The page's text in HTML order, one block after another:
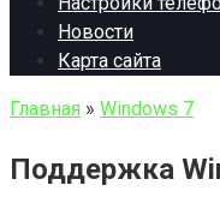
Новости
Карта сайта
Главная » Windows 7
Поддержка